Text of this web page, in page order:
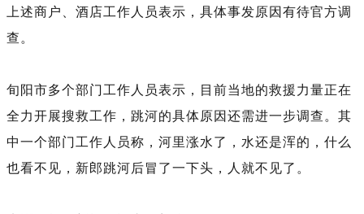
上述商户、酒店工作人员表示，具体事发原因有待官方调
查。
旬阳市多个部门工作人员表示，目前当地的救援力量正在
全力开展搜救工作，跳河的具体原因还需进一步调查。其
中一个部门工作人员称，河里涨水了，水还是浑的，什么
也看不见，新郎跳河后冒了一下头，人就不见了。